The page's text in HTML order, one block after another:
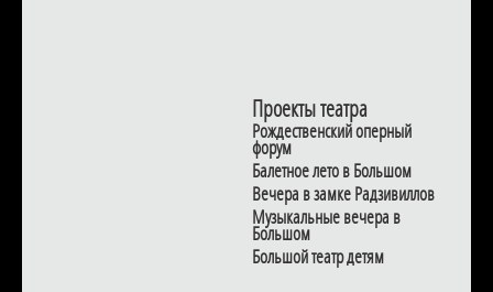
Проекты театра
Рождественский оперный
форум
Балетное лето в Большом
Вечера в замке Радзивиллов
Музыкальные вечера в
Большом
Большой театр детям